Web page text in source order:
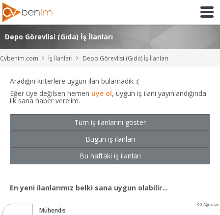
Depo Görevlisi (Gıda) İş İlanları
Cvbenim.com İş İlanları Depo Görevlisi (Gıda) İş İlanları
Aradığın kriterlere uygun ilan bulamadık :(
Eğer üye değilsen hemen üye ol, uygun iş ilanı yayınlandığında
ilk sana haber verelim.
Tüm iş ilanlarını göster
Bugün iş ilanları
Bu haftaki iş ilanları
En yeni ilanlarımız belki sana uygun olabilir...
05 Ağustos
Mühendis